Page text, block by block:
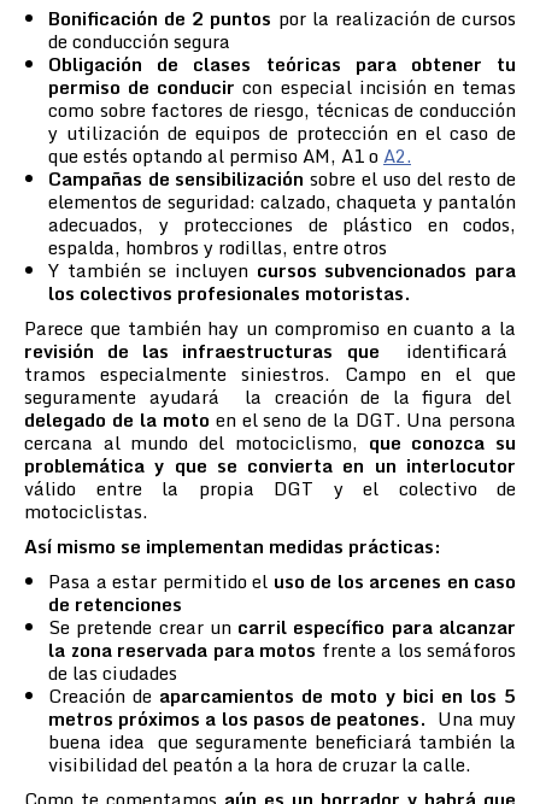
Bonificación de 2 puntos por la realización de cursos
de conducción segura
Obligación de clases teóricas para obtener tu
permiso de conducir con especial incisión en temas
como sobre factores de riesgo, técnicas de conducción
y utilización de equipos de protección en el caso de
que estés optando al permiso AM, A1 oA2.
Campañas de sensibilización sobre el uso del resto de
elementos de seguridad: calzado, chaqueta y pantalón
adecuados, y protecciones de plástico en codos,
espalda, hombros y rodillas, entre otros
Y también se incluyen cursos subvencionados para
los colectivos profesionales motoristas.
Parece que también hay un compromiso en cuanto a la
revisión de las infraestructuras que identificará
tramos especialmente siniestros. Campo en el que
seguramente ayudará la creación de la figura del
delegado de la moto en el seno de la DGT. Una persona
cercana al mundo del motociclismo, que conozca su
problemática y que se convierta en un interlocutor
válido entre la propia DGT y el colectivo de
motociclistas.
Así mismo se implementan medidas prácticas:
Pasa a estar permitido el uso de los arcenes en caso
de retenciones
Se pretende crear un carril específico para alcanzar
la zona reservada para motos frente a los semáforos
de las ciudades
Creación de aparcamientos de moto y bici en los 5
metros próximos a los pasos de peatones. Una muy
buena idea que seguramente beneficiará también la
visibilidad del peatón a la hora de cruzar la calle.